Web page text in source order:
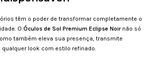
têm o poder de transformar completamente o
O Óculos de Sol Premium Eclipse Noirnão só
também eleva sua presença, transmite
look com estilo refinado.